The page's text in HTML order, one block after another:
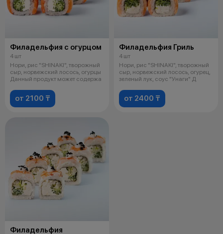
Филадельфия с огурцом
4 шт
Нори, рис "SHINAKI", творожный
сыр, норвежский лосось, огурцы
Данный продукт может содержа
от 2100 ₸
Филадельфия Гриль
4 шт
Нори, рис "SHINAKI", творожный
сыр, норвежский лосось, огурец,
зеленый лук, соус "Унаги" Д
от 2400 ₸
Филадельфия